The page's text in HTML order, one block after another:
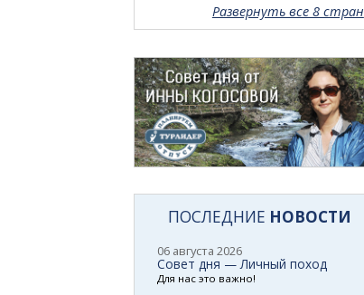
Развернуть все 8 стран
ПОСЛЕДНИЕ НОВОСТИ
06 августа 2026
Совет дня — Личный поход
Для нас это важно!